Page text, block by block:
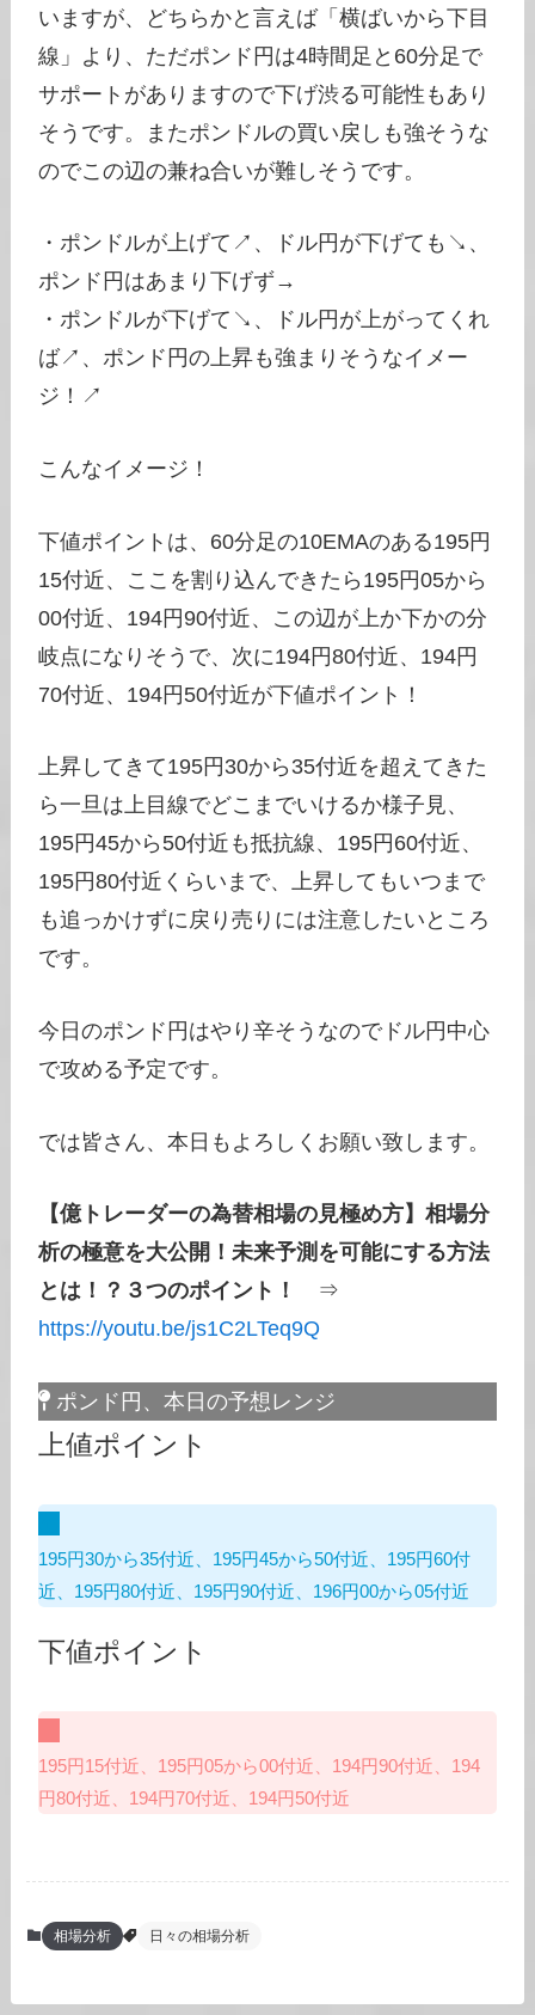
いますが、どちらかと言えば「横ばいから下目
線」より、ただポンド円は4時間足と60分足で
サポートがありますので下げ渋る可能性もあり
そうです。またポンドルの買い戻しも強そうな
のでこの辺の兼ね合いが難しそうです。
・ポンドルが上げて↗、ドル円が下げても↘、
ポンド円はあまり下げず→
・ポンドルが下げて↘、ドル円が上がってくれ
ば↗、ポンド円の上昇も強まりそうなイメー
ジ！↗
こんなイメージ！
下値ポイントは、60分足の10EMAのある195円
15付近、ここを割り込んできたら195円05から
00付近、194円90付近、この辺が上か下かの分
岐点になりそうで、次に194円80付近、194円
70付近、194円50付近が下値ポイント！
上昇してきて195円30から35付近を超えてきた
ら一旦は上目線でどこまでいけるか様子見、
195円45から50付近も抵抗線、195円60付近、
195円80付近くらいまで、上昇してもいつまで
も追っかけずに戻り売りには注意したいところ
です。
今日のポンド円はやり辛そうなのでドル円中心
で攻める予定です。
では皆さん、本日もよろしくお願い致します。
【億トレーダーの為替相場の見極め方】相場分
析の極意を大公開！未来予測を可能にする方法
とは！？３つのポイント！
⇒
https://youtu.be/js1C2LTeq9Q
ポンド円、本日の予想レンジ
上値ポイント
195円30から35付近、195円45から50付近、195円60付
近、195円80付近、195円90付近、196円00から05付近
下値ポイント
195円15付近、195円05から00付近、194円90付近、194
円80付近、194円70付近、194円50付近
相場分析 日々の相場分析